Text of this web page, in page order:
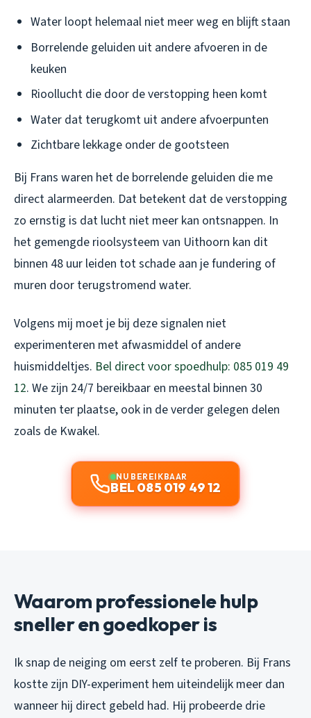
Water loopt helemaal niet meer weg en blijft staan
Borrelende geluiden uit andere afvoeren in de
keuken
Rioollucht die door de verstopping heen komt
Water dat terugkomt uit andere afvoerpunten
Zichtbare lekkage onder de gootsteen
Bij Frans waren het de borrelende geluiden die me
direct alarmeerden. Dat betekent dat de verstopping
zo ernstig is dat lucht niet meer kan ontsnappen. In
het gemengde rioolsysteem van Uithoorn kan dit
binnen 48 uur leiden tot schade aan je fundering of
muren door terugstromend water.
Volgens mij moet je bij deze signalen niet
experimenteren met afwasmiddel of andere
huismiddeltjes. Bel direct voor spoedhulp: 085 019 49
12. We zijn 24/7 bereikbaar en meestal binnen 30
minuten ter plaatse, ook in de verder gelegen delen
zoals de Kwakel.
NU BEREIKBAAR
BEL 085 019 49 12
Waarom professionele hulp
sneller en goedkoper is
Ik snap de neiging om eerst zelf te proberen. Bij Frans
kostte zijn DIY-experiment hem uiteindelijk meer dan
wanneer hij direct gebeld had. Hij probeerde drie